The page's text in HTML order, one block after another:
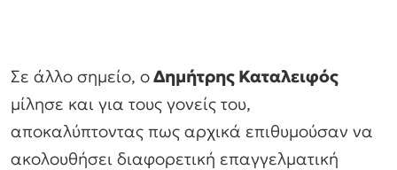
Σε άλλο σημείο, οΔημήτρης Καταλειφός
μίλησε και για τους γονείς του,
αποκαλύπτοντας πως αρχικά επιθυμούσαν να
ακολουθήσει διαφορετική επαγγελματική